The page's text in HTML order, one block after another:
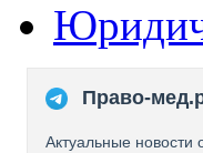
Право-
Актуальные новости